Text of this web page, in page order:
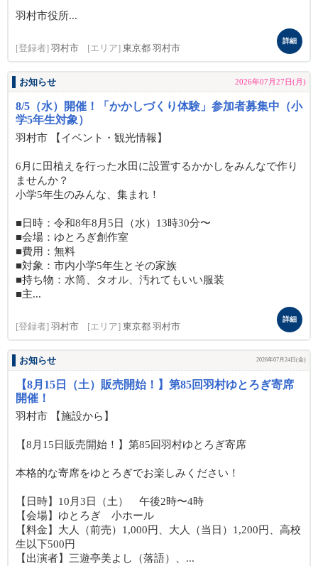
羽村市役所...
[登録者] 羽村市 [エリア] 東京都 羽村市
詳細
お知らせ 2026年07月27日(月)
8/5（水）開催！「かかしづくり体験」参加者募集中（小
学5年生対象）
羽村市 【イベント・観光情報】
6月に田植えを行った水田に設置するかかしをみんなで作り
ませんか？
小学5年生のみんな、集まれ！
■日時：令和8年8月5日（水）13時30分〜
■会場：ゆとろぎ創作室
■費用：無料
■対象：市内小学5年生とその家族
■持ち物：水筒、タオル、汚れてもいい服装
■主...
[登録者] 羽村市 [エリア] 東京都 羽村市
詳細
お知らせ 2026年07月24日(金)
【8月15日（土）販売開始！】第85回羽村ゆとろぎ寄席
開催！
羽村市 【施設から】
【8月15日販売開始！】第85回羽村ゆとろぎ寄席
本格的な寄席をゆとろぎでお楽しみください！
【日時】10月3日（土） 午後2時〜4時
【会場】ゆとろぎ 小ホール
【料金】大人（前売）1,000円、大人（当日）1,200円、高校
生以下500円
【出演者】三遊亭美よし（落語）、...